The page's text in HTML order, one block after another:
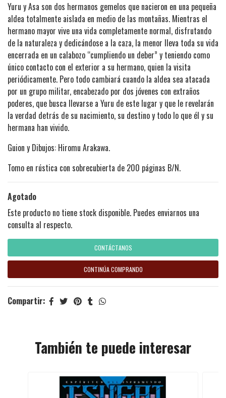
Yuru y Asa son dos hermanos gemelos que nacieron en una pequeña
aldea totalmente aislada en medio de las montañas. Mientras el
hermano mayor vive una vida completamente normal, disfrutando
de la naturaleza y dedicándose a la caza, la menor lleva toda su vida
encerrada en un calabozo “cumpliendo un deber” y teniendo como
único contacto con el exterior a su hermano, quien la visita
periódicamente. Pero todo cambiará cuando la aldea sea atacada
por un grupo militar, encabezado por dos jóvenes con extraños
poderes, que busca llevarse a Yuru de este lugar y que le revelarán
la verdad detrás de su nacimiento, su destino y todo lo que él y su
hermana han vivido.
Guion y Dibujos: Hiromu Arakawa.
Tomo en rústica con sobrecubierta de 200 páginas B/N.
Agotado
Este producto no tiene stock disponible. Puedes enviarnos una
consulta al respecto.
CONTÁCTANOS
CONTINÚA COMPRANDO
Compartir:
También te puede interesar